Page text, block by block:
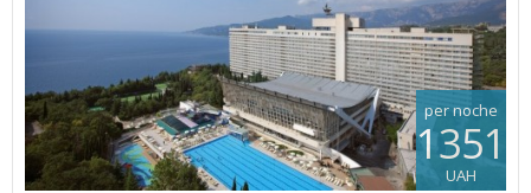
per noche
1351
UAH